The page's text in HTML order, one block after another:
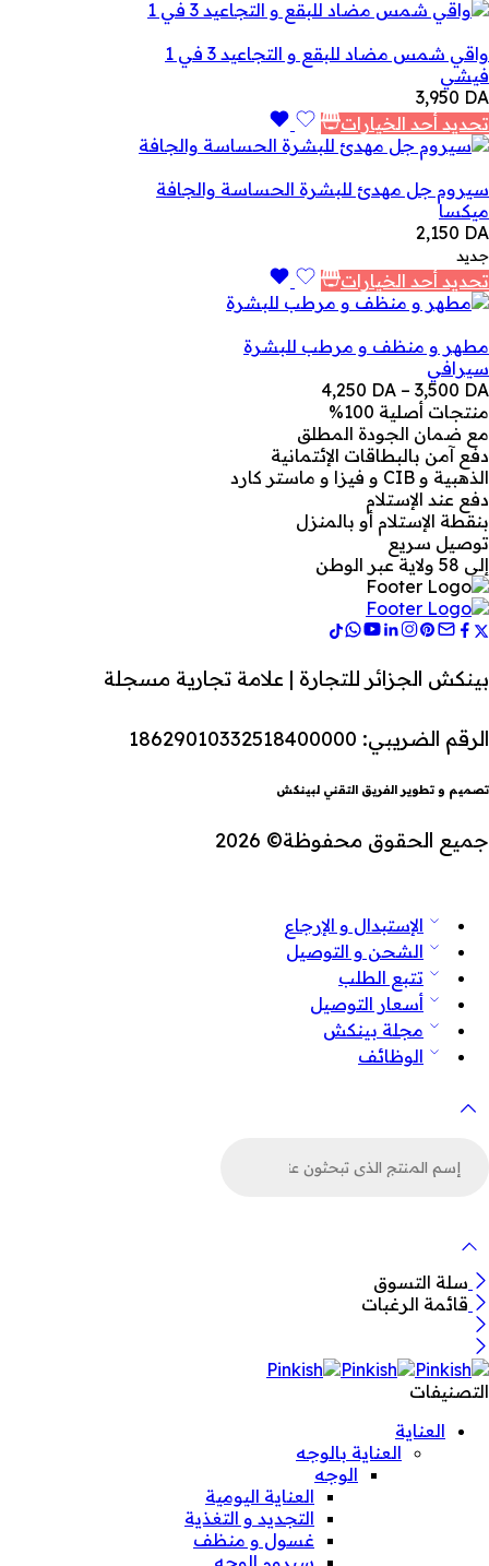
واقي شمس مضاد للبقع و التجاعيد 3 في 1
فيشي
3,950 DA
تحديد أحد الخيارات
سيروم جل مهدئ للبشرة الحساسة والجافة
ميكسا
2,150 DA
جديد
تحديد أحد الخيارات
مطهر و منظف و مرطب للبشرة
سيرافي
3,500 DA
–
4,250 DA
من
خلال
منتجات أصلية 100%
مع ضمان الجودة المطلق
دفع آمن بالبطاقات الإئتمانية
الذهبية و CIB و فيزا و ماستر كارد
دفع عند الإستلام
بنقطة الإستلام أو بالمنزل
توصيل سريع
إلى 58 ولاية عبر الوطن
بينكش الجزائر للتجارة | علامة تجارية مسجلة
الرقم الضريبي: 18629010332518400000
تصميم و تطوير الفريق التقني لبينكش
جميع الحقوق محفوظة© 2026
الإستبدال و الإرجاع
الشحن و التوصيل
تتبع الطلب
أسعار التوصيل
مجلة بينكش
الوظائف
سلة التسوق
قائمة الرغبات
التصنيفات
العناية
العناية بالوجه
الوجه
العناية اليومية
التجديد و التغذية
غسول و منظف